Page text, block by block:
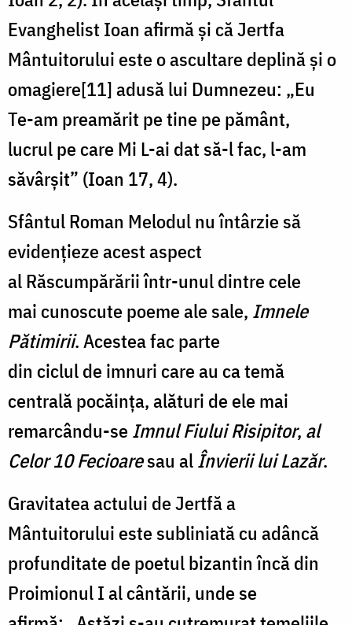
Evanghelist Ioan afirmă și că Jertfa
Mântuitorului este o ascultare deplină și o
omagiere[11] adusă lui Dumnezeu: „Eu
Te-am preamărit pe tine pe pământ,
lucrul pe care Mi L-ai dat să-l fac, l-am
săvârșit” (Ioan 17, 4).
Sfântul Roman Melodul nu întârzie să
evidențieze acest aspect
al Răscumpărării într-unul dintre cele
mai cunoscute poeme ale sale, Imnele
Pătimirii. Acestea fac parte
din ciclul de imnuri care au ca temă
centrală pocăința, alături de ele mai
remarcându-seImnul Fiului Risipitor, al
Celor 10 Fecioaresau alÎnvierii lui Lazăr.
Gravitatea actului de Jertfă a
Mântuitorului este subliniată cu adâncă
profunditate de poetul bizantin încă din
Proimionul I al cântării, unde se